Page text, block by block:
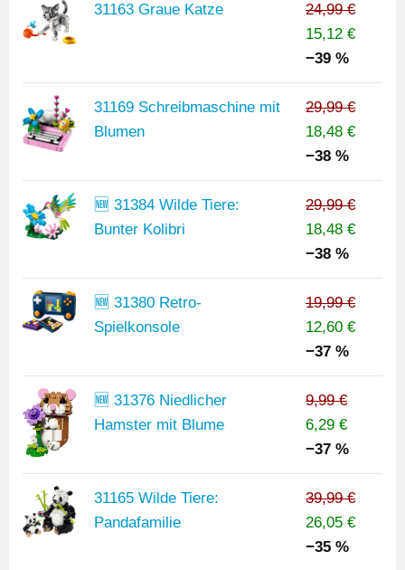
31163 Graue Katze
24,99 €
15,12 €
−39 %
31169 Schreibmaschine mit
Blumen
29,99 €
18,48 €
−38 %
🆕 31384 Wilde Tiere:
Bunter Kolibri
29,99 €
18,48 €
−38 %
🆕 31380 Retro-
Spielkonsole
19,99 €
12,60 €
−37 %
🆕 31376 Niedlicher
Hamster mit Blume
9,99 €
6,29 €
−37 %
31165 Wilde Tiere:
Pandafamilie
39,99 €
26,05 €
−35 %